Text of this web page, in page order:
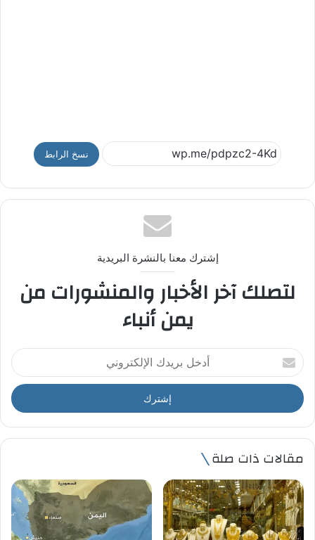
نسخ الرابط
إشترك معنا بالنشرة البريدية
لتصلك آخر الأخبار والمنشورات من
يمن أنباء
أ
د
خ
ل
ر
د
ا
ل
إ
ل
مقالات ذات صلة